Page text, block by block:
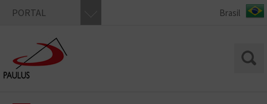
PORTAL